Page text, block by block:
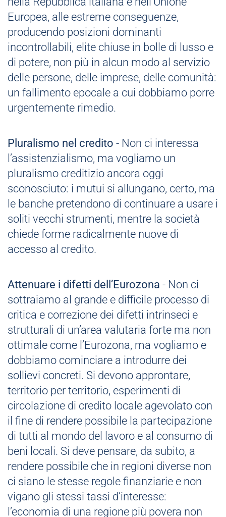
Europea, alle estreme conseguenze,
producendo posizioni dominanti
incontrollabili, elite chiuse in bolle di lusso e
di potere, non più in alcun modo al servizio
delle persone, delle imprese, delle comunità:
un fallimento epocale a cui dobbiamo porre
urgentemente rimedio.
Pluralismo nel credito - Non ci interessa
l’assistenzialismo, ma vogliamo un
pluralismo creditizio ancora oggi
sconosciuto: i mutui si allungano, certo, ma
le banche pretendono di continuare a usare i
soliti vecchi strumenti, mentre la società
chiede forme radicalmente nuove di
accesso al credito.
Attenuare i difetti dell’Eurozona - Non ci
sottraiamo al grande e difficile processo di
critica e correzione dei difetti intrinseci e
strutturali di un’area valutaria forte ma non
ottimale come l’Eurozona, ma vogliamo e
dobbiamo cominciare a introdurre dei
sollievi concreti. Si devono approntare,
territorio per territorio, esperimenti di
circolazione di credito locale agevolato con
il fine di rendere possibile la partecipazione
di tutti al mondo del lavoro e al consumo di
beni locali. Si deve pensare, da subito, a
rendere possibile che in regioni diverse non
ci siano le stesse regole finanziarie e non
vigano gli stessi tassi d’interesse:
l’economia di una regione più povera non